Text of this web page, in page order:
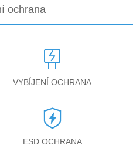
ochrana
VYBÍJENÍ OCHRANA
ESD OCHRANA